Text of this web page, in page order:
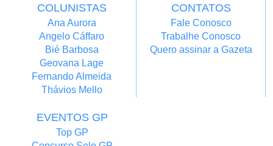
COLUNISTAS
Ana Aurora
Angelo Cáffaro
Bié Barbosa
Geovana Lage
Fernando Almeida
Thávios Mello
CONTATOS
Fale Conosco
Trabalhe Conosco
Quero assinar a Gazeta
EVENTOS GP
Top GP